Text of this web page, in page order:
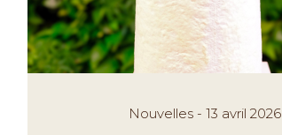
Nouvelles - 13 avril 2026